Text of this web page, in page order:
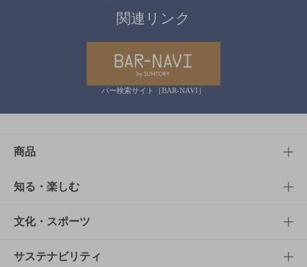
関連リンク
バー検索サイト［BAR-NAVI］
商品
商品TOP
商品一覧
商品発売情報
知る・楽しむ
知る・楽しむTOP
キャンペーン
文化・スポーツ
文化・スポーツTOP
サステナビリティ